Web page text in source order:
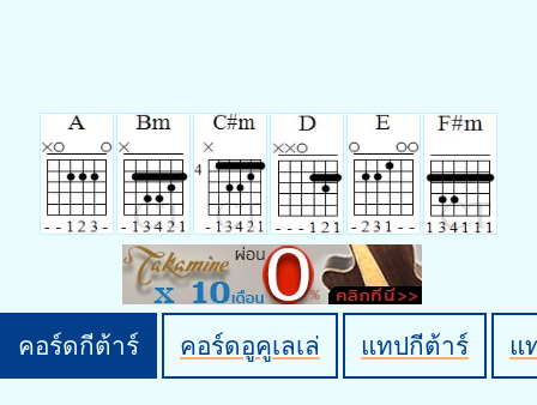
คอร์ดกีต้าร์ คอร์ดอูคูเลเล่ แทปกีต้าร์ แ